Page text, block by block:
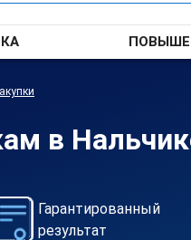
в
Гарантированный
результат